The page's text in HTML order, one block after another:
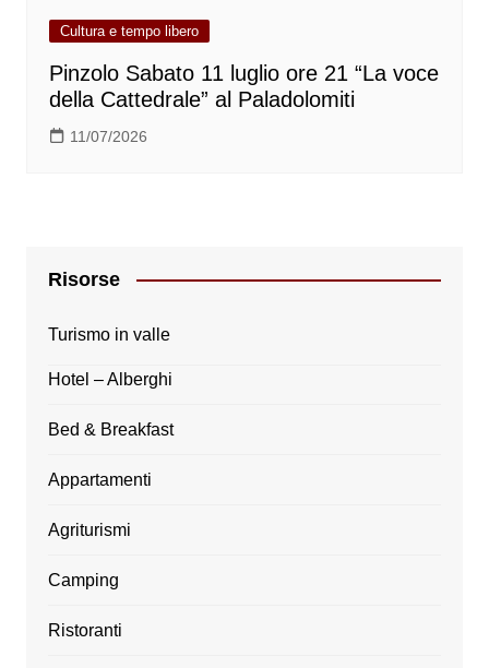
Cultura e tempo libero
Pinzolo Sabato 11 luglio ore 21 “La voce
della Cattedrale” al Paladolomiti
11/07/2026
Risorse
Turismo in valle
Hotel – Alberghi
Bed & Breakfast
Appartamenti
Agriturismi
Camping
Ristoranti